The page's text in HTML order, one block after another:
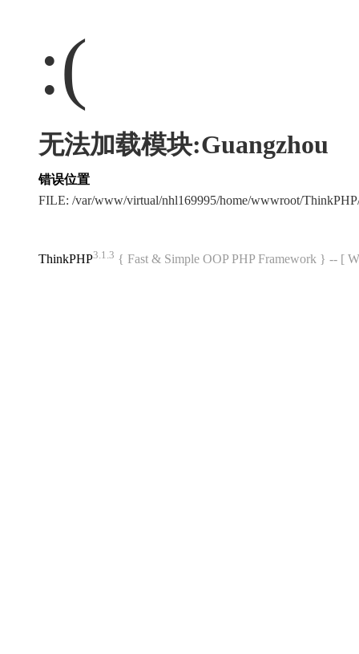
:(
无法加载模块:Guangzhou
错误位置
FILE: /var/www/virtual/nhl169995/home/wwwroot/
ThinkPHP3.1.3 { Fast & Simple OOP PHP Framework } -- [